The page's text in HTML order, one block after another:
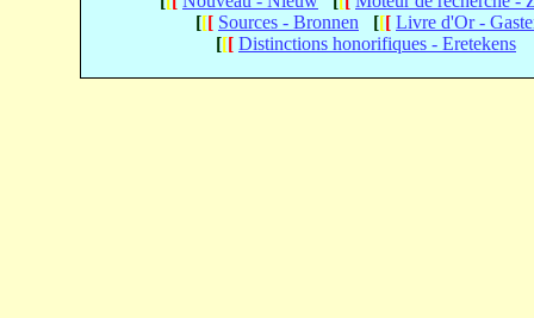
[[[ Sources - Bronnen [[[ Livre d'Or -
[[[ Distinctions honorifiques - Eretekens